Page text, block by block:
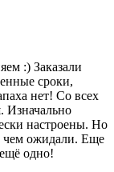
:) Заказали
сроки,
нет! Со всех
Изначально
настроены. Но
чем ожидали. Еще
одно!